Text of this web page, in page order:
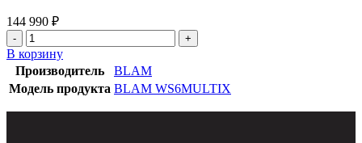
144 990 ₽
В корзину
Производитель
BLAM
Модель продукта BLAM WS6MULTIX